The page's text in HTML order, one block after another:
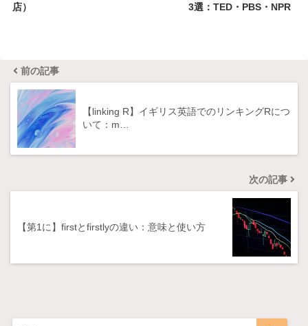
店）
3選：TED・PBS・NPR
前の記事
【linking R】イギリス英語でのリンキングRにつ
いて：m…
次の記事
【第1に】firstとfirstlyの違い：意味と使い方